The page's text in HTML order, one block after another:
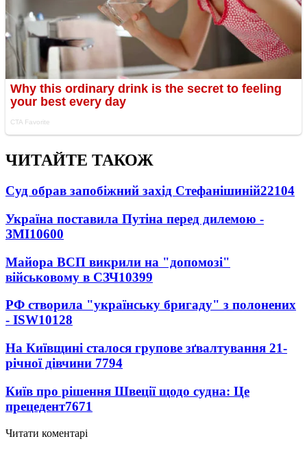
ЧИТАЙТЕ ТАКОЖ
Суд обрав запобіжний захід Стефанішиній22104
Україна поставила Путіна перед дилемою -
ЗМІ10600
Майора ВСП викрили на "допомозі"
військовому в СЗЧ10399
РФ створила "українську бригаду" з полонених
- ISW10128
На Київщині сталося групове зґвалтування 21-
річної дівчини 7794
Київ про рішення Швеції щодо судна: Це
прецедент7671
Читати коментарі